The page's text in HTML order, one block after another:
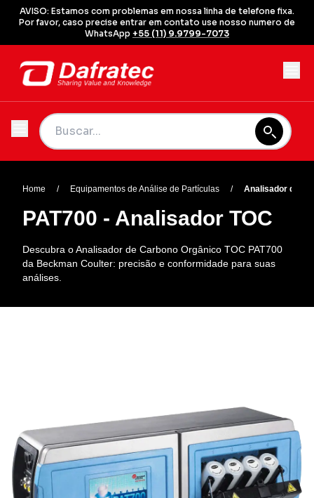
AVISO: Estamos com problemas em nossa linha de telefone fixa.
Por favor, caso precise entrar em contato use nosso numero de
WhatsApp +55 (11) 9.9799-7073
Home / Equipamentos de Análise de Partículas / Analisador de
PAT700 - Analisador TOC
Descubra o Analisador de Carbono Orgânico TOC PAT700
da Beckman Coulter: precisão e conformidade para suas
análises.